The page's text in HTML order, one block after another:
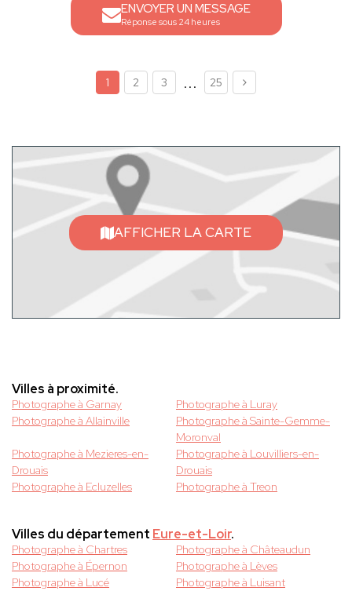
ENVOYER UN MESSAGE
Réponse sous 24 heures
1 2 3 ... 25
AFFICHER LA CARTE
Villes à proximité.
Photographe à Garnay
Photographe à Luray
Photographe à Allainville
Photographe à Sainte-Gemme-
Moronval
Photographe à Mezieres-en-
Drouais
Photographe à Louvilliers-en-
Drouais
Photographe à Ecluzelles
Photographe à Treon
Villes du département Eure-et-Loir.
Photographe à Chartres
Photographe à Châteaudun
Photographe à Épernon
Photographe à Lèves
Photographe à Lucé
Photographe à Luisant